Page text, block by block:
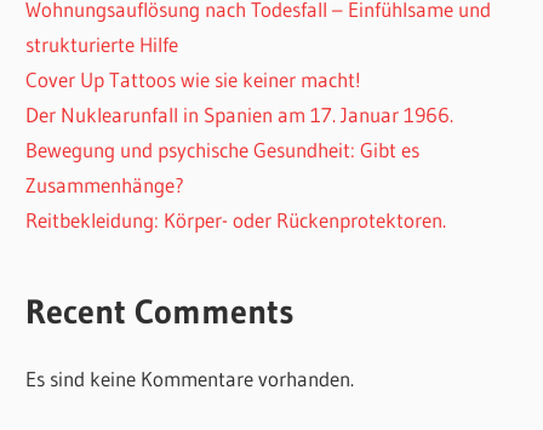
Wohnungsauflösung nach Todesfall – Einfühlsame und
strukturierte Hilfe
Cover Up Tattoos wie sie keiner macht!
Der Nuklearunfall in Spanien am 17. Januar 1966.
Bewegung und psychische Gesundheit: Gibt es
Zusammenhänge?
Reitbekleidung: Körper- oder Rückenprotektoren.
Recent Comments
Es sind keine Kommentare vorhanden.